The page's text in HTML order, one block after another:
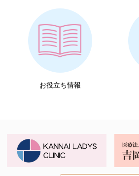
お役立ち情報